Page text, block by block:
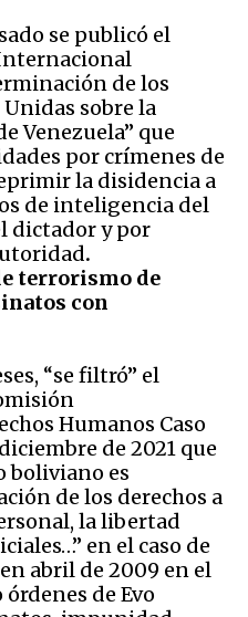
se publicó el
de los
sobre la
Venezuela” que
por crímenes de
la disidencia a
de inteligencia del
dictador y por
.
terrorismo de
con
“se filtró” el
Humanos Caso
de 2021 que
boliviano es
de los derechos a
la libertad
en el caso de
abril de 2009 en el
de Evo